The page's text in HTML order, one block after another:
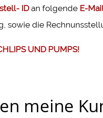
ID an folgende E-
sowie die
UND PUMPS!
meine